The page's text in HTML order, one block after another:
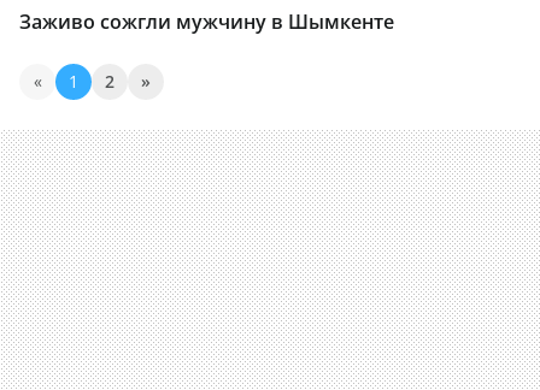
Заживо сожгли мужчину в Шымкенте
« 1 2 »